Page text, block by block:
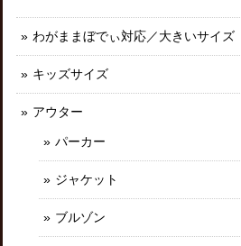
わがままぼでぃ対応／大きいサイズ
キッズサイズ
アウター
パーカー
ジャケット
ブルゾン